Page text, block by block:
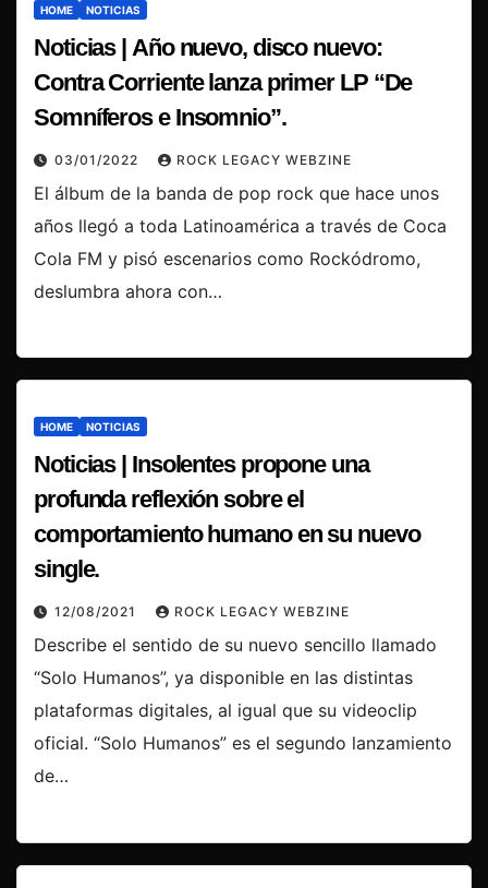
HOME NOTICIAS
Noticias | Año nuevo, disco nuevo:
Contra Corriente lanza primer LP “De
Somníferos e Insomnio”.
03/01/2022 ROCK LEGACY WEBZINE
El álbum de la banda de pop rock que hace unos
años llegó a toda Latinoamérica a través de Coca
Cola FM y pisó escenarios como Rockódromo,
deslumbra ahora con…
HOME NOTICIAS
Noticias | Insolentes propone una
profunda reflexión sobre el
comportamiento humano en su nuevo
single.
12/08/2021 ROCK LEGACY WEBZINE
Describe el sentido de su nuevo sencillo llamado
“Solo Humanos”, ya disponible en las distintas
plataformas digitales, al igual que su videoclip
oficial. “Solo Humanos” es el segundo lanzamiento
de…